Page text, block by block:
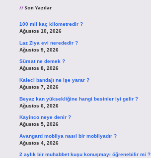
Son Yazılar
100 mil kaç kilometredir ?
Ağustos 10, 2026
Laz Ziya evi nerededir ?
Ağustos 9, 2026
Sürsat ne demek ?
Ağustos 8, 2026
Kaleci bandajı ne işe yarar ?
Ağustos 7, 2026
Beyaz kan yüksekliğine hangi besinler iyi gelir ?
Ağustos 6, 2026
Kayinco neye denir ?
Ağustos 5, 2026
Avangard mobilya nasıl bir mobilyadır ?
Ağustos 4, 2026
2 aylık bir muhabbet kuşu konuşmayı öğrenebilir mi ?